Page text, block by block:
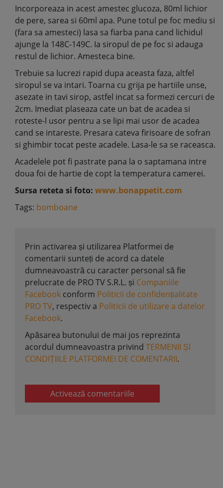
Incorporeaza in acest amestec glucoza, 80ml lichior
de pere, sarea si 60ml apa. Pune totul pe foc mediu si
(fara sa amesteci) lasa sa fiarba pana cand lichidul
ajunge la 148C-149C. Ia siropul de pe foc si adauga
restul de lichior. Amesteca bine.
Trebuie sa lucrezi rapid dupa aceasta faza, altfel
siropul se va intari. Toarna cu grija pe hartiile unse,
asezate in tavi sirop, astfel incat sa formezi cercuri de
2cm. Imediat plaseaza cate un bat de acadea si
roteste-l usor pentru a se lipi mai usor de acadea
cand se intareste. Presara cateva firisoare de sofran
si ghimbir tocat peste acadele. Lasa-le sa se raceasca.
Acadelele pot fi pastrate pana la o saptamana intre
doua foi de hartie de copt la temperatura camerei.
Sursa reteta si foto: www.bonappetit.com
Tags: bomboane
Prin activarea și utilizarea Platformei de
comentarii sunteți de acord ca datele
dumneavoastră cu caracter personal să fie
prelucrate de PRO TV S.R.L. și Companiile
Facebook conform Politicii de confidențialitate
PRO TV, respectiv a Politicii de utilizare a datelor
Facebook.
Apăsarea butonului de mai jos reprezinta
acordul dumneavoastra privind TERMENII ȘI
CONDIȚIILE PLATFORMEI DE COMENTARII.
Activează comentariile